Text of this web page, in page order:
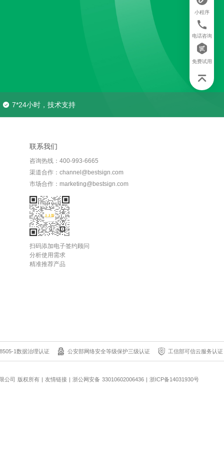
7*24小时，技术支持
联系我们
咨询热线：400-993-6665
渠道合作：channel@bestsign.com
市场合作：marketing@bestsign.com
扫码添加电子签约顾问
分析使用需求
精准推荐产品
1数据治理认证 公安部网络安全等级保护三级认证 工信部可信云服务认证
公司 版权所有 | 友情链接 | 浙公网安备 33010602006436 | 浙ICP备14031930号
小程序
电话咨询
免费试用